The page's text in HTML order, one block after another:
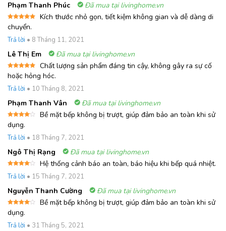
Phạm Thanh Phúc Đã mua tại livinghome.vn
Được xếp
hạng 55
sao
Kích thước nhỏ gọn, tiết kiệm không gian và dễ dàng di
chuyển.
Trả lời • 8 Tháng 11, 2021
Lê Thị Em Đã mua tại livinghome.vn
Được xếp
hạng55
sao
Chất lượng sản phẩm đáng tin cậy, không gây ra sự cố
hoặc hỏng hóc.
Trả lời • 10 Tháng 8, 2021
Phạm Thanh Vân Đã mua tại livinghome.vn
Được
xếp
hạng 4
5 sao
Bề mặt bếp không bị trượt, giúp đảm bảo an toàn khi sử
dụng.
Trả lời • 18 Tháng 7, 2021
Ngô Thị Rạng Đã mua tại livinghome.vn
xếp
5 sao
Hệ thống cảnh báo an toàn, báo hiệu khi bếp quá nhiệt.
Trả lời • 15 Tháng 7, 2021
Nguyễn Thanh Cường Đã mua tại livinghome.vn
Được
xếp
hạng 4
5 sao
Bề mặt bếp không bị trượt, giúp đảm bảo an toàn khi sử
dụng.
Trả lời • 31 Tháng 5, 2021